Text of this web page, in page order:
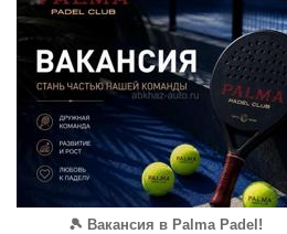
🎾 Вакансия в Palma Padel!